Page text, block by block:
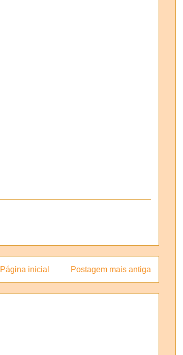
Postagem mais antiga
Página inicial